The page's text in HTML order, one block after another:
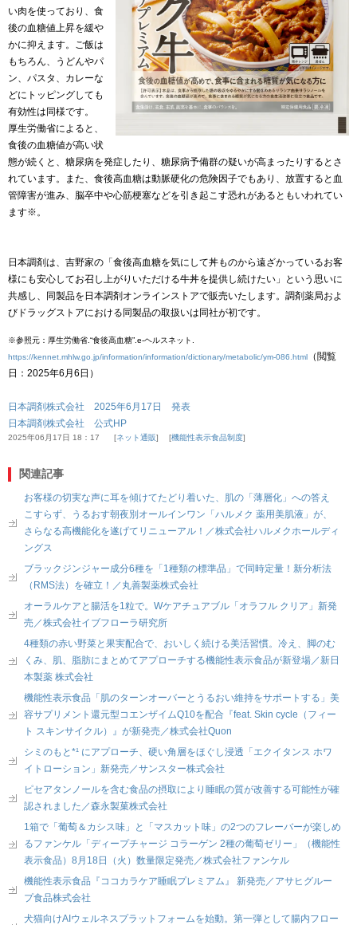
い肉を使っており、食
後の血糖値上昇を緩や
かに抑えます。ご飯は
もちろん、うどんやパ
ン、パスタ、カレーな
どにトッピングしても
有効性は同様です。
厚生労働省によると、
食後の血糖値が高い状
態が続くと、糖尿病を発症したり、糖尿病予備群の疑いが高まったりするとさ
れています。また、食後高血糖は動脈硬化の危険因子でもあり、放置すると血
管障害が進み、脳卒中や心筋梗塞などを引き起こす恐れがあるともいわれてい
ます※。
日本調剤は、吉野家の「食後高血糖を気にして丼ものから遠ざかっているお客
様にも安心してお召し上がりいただける牛丼を提供し続けたい」という思いに
共感し、同製品を日本調剤オンラインストアで販売いたします。調剤薬局およ
びドラッグストアにおける同製品の取扱いは同社が初です。
※参照元：厚生労働省.“食後高血糖”.e-ヘルスネット.
https://kennet.mhlw.go.jp/information/information/dictionary/metabolic/ym-086.html
（閲覧
日：2025年6月6日）
日本調剤株式会社 2025年6月17日 発表
日本調剤株式会社 公式HP
2025年06月17日 18：17 ネット通販 機能性表示食品制度
関連記事
お客様の切実な声に耳を傾けてたどり着いた、肌の「薄層化」への答え
こすらず、うるおす朝夜別オールインワン「ハルメク 薬用美肌液」が、
さらなる高機能化を遂げてリニューアル！／株式会社ハルメクホールディ
ングス
ブラックジンジャー成分6種を「1種類の標準品」で同時定量！新分析法
（RMS法）を確立！／丸善製薬株式会社
オーラルケアと腸活を1粒で。Wケアチュアブル「オラフル クリア」新発
売／株式会社イブフローラ研究所
4種類の赤い野菜と果実配合で、おいしく続ける美活習慣。冷え、脚のむ
くみ、肌、脂肪にまとめてアプローチする機能性表示食品が新登場／新日
本製薬 株式会社
機能性表示食品「肌のターンオーバーとうるおい維持をサポートする」美
容サプリメント還元型コエンザイムQ10を配合『feat. Skin cycle（フィー
ト スキンサイクル）』が新発売／株式会社Quon
シミのもと*¹ にアプローチ、硬い角層をほぐし浸透「エクイタンス ホワ
イトローション」新発売／サンスター株式会社
ピセアタンノールを含む食品の摂取により睡眠の質が改善する可能性が確
認されました／森永製菓株式会社
1箱で「葡萄＆カシス味」と「マスカット味」の2つのフレーバーが楽しめ
るファンケル「ディープチャージ コラーゲン 2種の葡萄ゼリー」（機能性
表示食品）8月18日（火）数量限定発売／株式会社ファンケル
機能性表示食品『ココカラケア睡眠プレミアム』 新発売／アサヒグルー
プ食品株式会社
犬猫向けAIウェルネスプラットフォームを始動。第一弾として腸内フロー